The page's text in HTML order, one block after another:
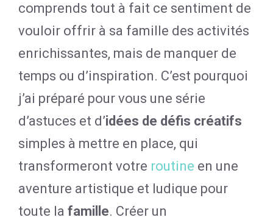
comprends tout à fait ce sentiment de
vouloir offrir à sa famille des activités
enrichissantes, mais de manquer de
temps ou d’inspiration. C’est pourquoi
j’ai préparé pour vous une série
d’astuces et d’idées de défis créatifs
simples à mettre en place, qui
transformeront votre routine en une
aventure artistique et ludique pour
toute la famille. Créer un